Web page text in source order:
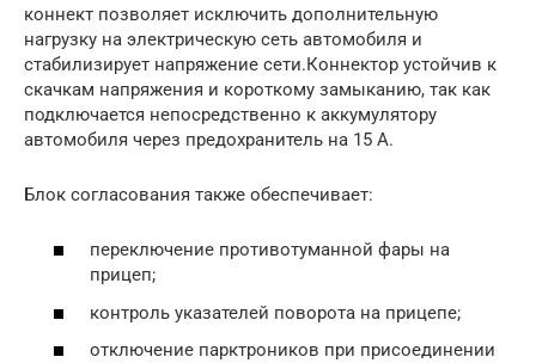
коннект позволяет исключить дополнительную
нагрузку на электрическую сеть автомобиля и
стабилизирует напряжение сети.Коннектор устойчив к
скачкам напряжения и короткому замыканию, так как
подключается непосредственно к аккумулятору
автомобиля через предохранитель на 15 А.
Блок согласования также обеспечивает:
переключение противотуманной фары на
прицеп;
контроль указателей поворота на прицепе;
отключение парктроников при присоединении